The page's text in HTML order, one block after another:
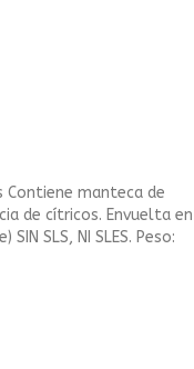
manteca de
de cítricos. Envuelta en
SLS, NI SLES. Peso: